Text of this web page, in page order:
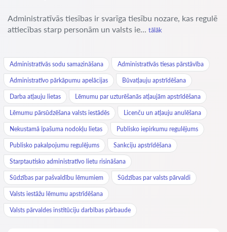
Administratīvās tiesības ir svarīga tiesību nozare, kas regulē
attiecības starp personām un valsts ie... tālāk
Administratīvās sodu samazināšana Administratīvās tiesas pārstāvība
Administratīvo pārkāpumu apelācijas Būvatļauju apstrīdēšana
Darba atļauju lietas Lēmumu par uzturēšanās atļaujām apstrīdēšana
Lēmumu pārsūdzēšana valsts iestādēs Licenču un atļauju anulēšana
Nekustamā īpašuma nodokļu lietas Publisko iepirkumu regulējums
Publisko pakalpojumu regulējums Sankciju apstrīdēšana
Starptautisko administratīvo lietu risināšana
Sūdzības par pašvaldību lēmumiem Sūdzības par valsts pārvaldi
Valsts iestāžu lēmumu apstrīdēšana
Valsts pārvaldes institūciju darbības pārbaude